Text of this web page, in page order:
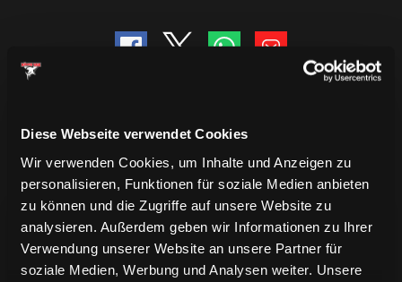
Diese Webseite verwendet Cookies
Wir verwenden Cookies, um Inhalte und Anzeigen zu
personalisieren, Funktionen für soziale Medien anbieten
zu können und die Zugriffe auf unsere Website zu
analysieren. Außerdem geben wir Informationen zu Ihrer
Verwendung unserer Website an unsere Partner für
soziale Medien, Werbung und Analysen weiter. Unsere